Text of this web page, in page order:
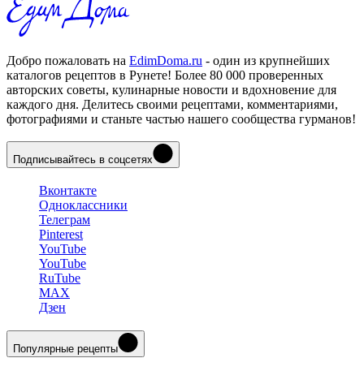
Добро пожаловать на EdimDoma.ru - один из крупнейших
каталогов рецептов в Рунете! Более 80 000 проверенных
авторских советы, кулинарные новости и вдохновение для
каждого дня. Делитесь своими рецептами, комментариями,
фотографиями и станьте частью нашего сообщества гурманов!
Подписывайтесь в соцсетях
Вконтакте
Одноклассники
Телеграм
Pinterest
YouTube
YouTube
RuTube
MAX
Дзен
Популярные рецепты